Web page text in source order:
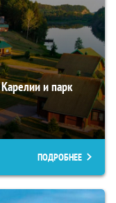
и парк
ПОДРОБНЕЕ